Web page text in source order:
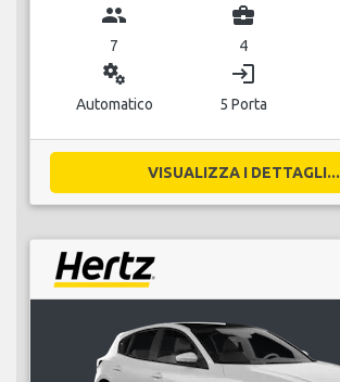
group
7
business_center
4
miscellaneous_services
Automatico
login
5 Porta
VISUALIZZA I DETTAGLI...